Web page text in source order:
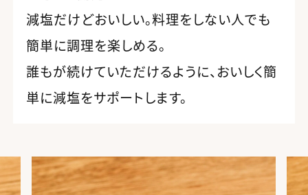
減塩だけどおいしい。料理をしない人でも
簡単に調理を楽しめる。
誰もが続けていただけるように、おいしく簡
単に減塩をサポートします。